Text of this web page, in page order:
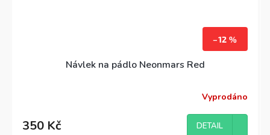
–12 %
Návlek na pádlo Neonmars Red
Vyprodáno
350 Kč DETAIL